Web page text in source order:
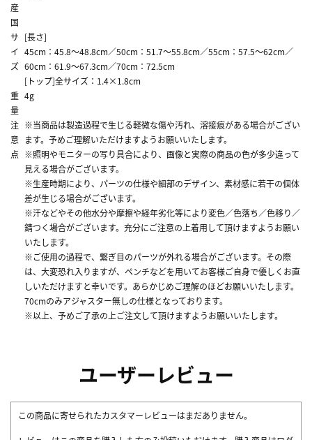
産
国
サ
イ
ズ
[長さ]
45cm：45.8～48.8cm／50cm：51.7～55.8cm／55cm：57.5～62cm／
60cm：61.9～67.3cm／70cm：72.5cm
[トップ]全サイズ：1.4×1.8cm
重
量
4g
注
意
点
※当商品は製造過程で生じる軽微な傷や汚れ、溶接痕がある場合がござい
ます。予めご理解いただけますようお願いいたします。
※照明やモニターの写り具合により、画像と実際の商品の色が多少違って
見える場合がございます。
※生産時期により、パーツの仕様や細部のデザイン、素材感に若干の個体
差が生じる場合がございます。
※汗などやその他水分や摩擦や経年劣化等により変色／色落ち／色移り／
錆つく場合がございます。充分にご注意の上着用して頂けますようお願い
いたします。
※ご使用の過程で、繋ぎ目のパーツが外れる場合がございます。その際
は、大変恐れ入りますが、ペンチなどを用いてお客様ご自身で優しくお直
しいただけますと幸いです。あらかじめご理解のほどお願いいたします。
70cmのみアジャスター無しの仕様となっております。
※以上、予めご了承の上ご注文して頂けますようお願いいたします。
ユーザーレビュー
この商品に寄せられたカスタマーレビューはまだありません。